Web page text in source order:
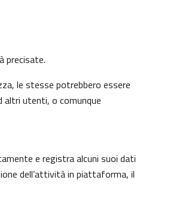
precisate.
le stesse potrebbero essere
altri utenti, o comunque
e registra alcuni suoi dati
dell’attività in piattaforma, il